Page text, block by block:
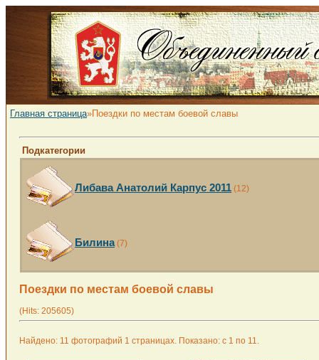
Главная страница»Поездки по местам боевой славы
Подкатегории
Либава Анатолий Карпус 2011 (12)
Билина(7)
Поездки по местам боевой славы
(Hits: 205605)
Найдено: 11 фотографий 1 страницах. Показано: с 1 по 11.